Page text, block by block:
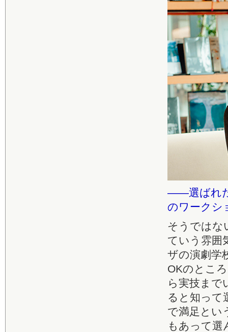
――選ばれ
のワークシ
そうではな
ていう雰囲
ザの演劇学
OKのとこ
ら実技まで
ると知って
で満足とい
もあって選